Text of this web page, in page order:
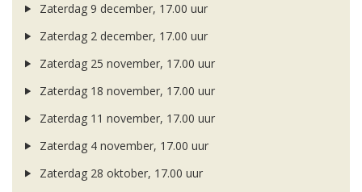
Zaterdag 9 december, 17.00 uur
Zaterdag 2 december, 17.00 uur
Zaterdag 25 november, 17.00 uur
Zaterdag 18 november, 17.00 uur
Zaterdag 11 november, 17.00 uur
Zaterdag 4 november, 17.00 uur
Zaterdag 28 oktober, 17.00 uur